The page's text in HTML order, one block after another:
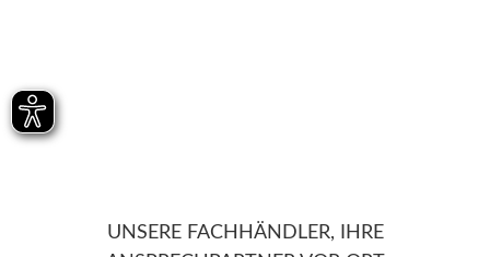
UNSERE FACHHÄNDLER, IHRE